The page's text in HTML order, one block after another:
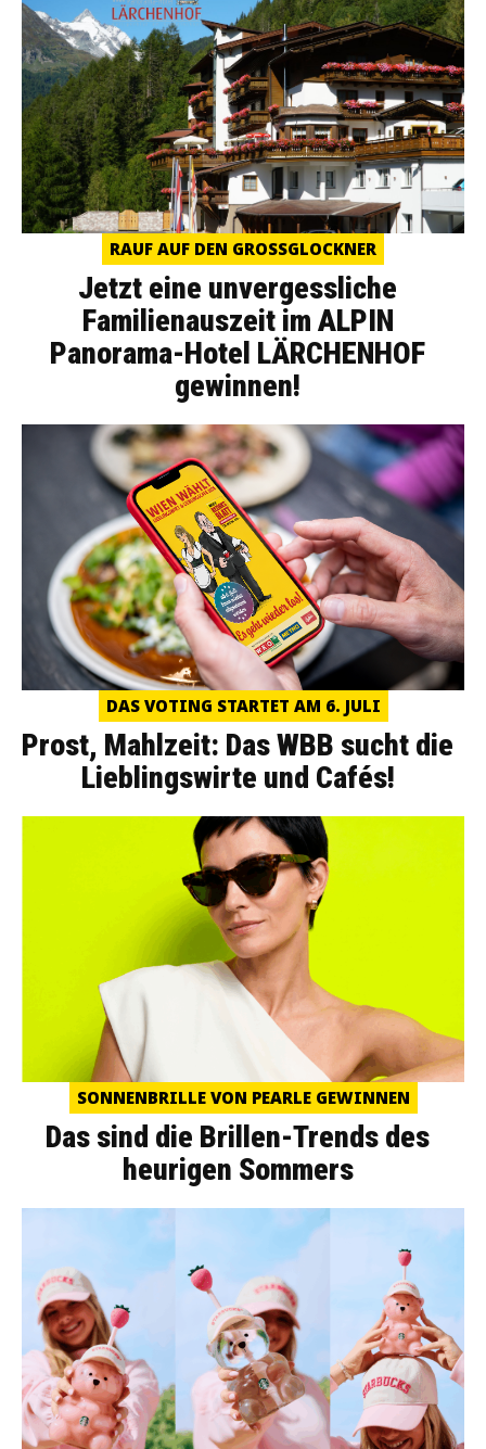
RAUF AUF DEN GROSSGLOCKNER
Jetzt eine unvergessliche
Familienauszeit im ALPIN
Panorama-Hotel LÄRCHENHOF
gewinnen!
DAS VOTING STARTET AM 6. JULI
Prost, Mahlzeit: Das WBB sucht die
Lieblingswirte und Cafés!
SONNENBRILLE VON PEARLE GEWINNEN
Das sind die Brillen-Trends des
heurigen Sommers